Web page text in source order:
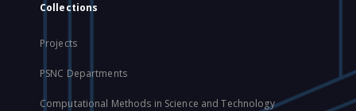
Collections
Projects
PSNC Departments
Computational Methods in Science and Technology